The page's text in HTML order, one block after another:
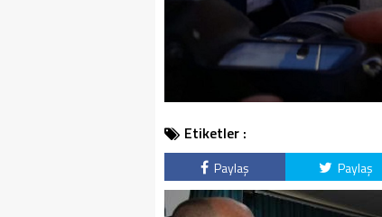
Etiketler :
Paylaş Paylaş